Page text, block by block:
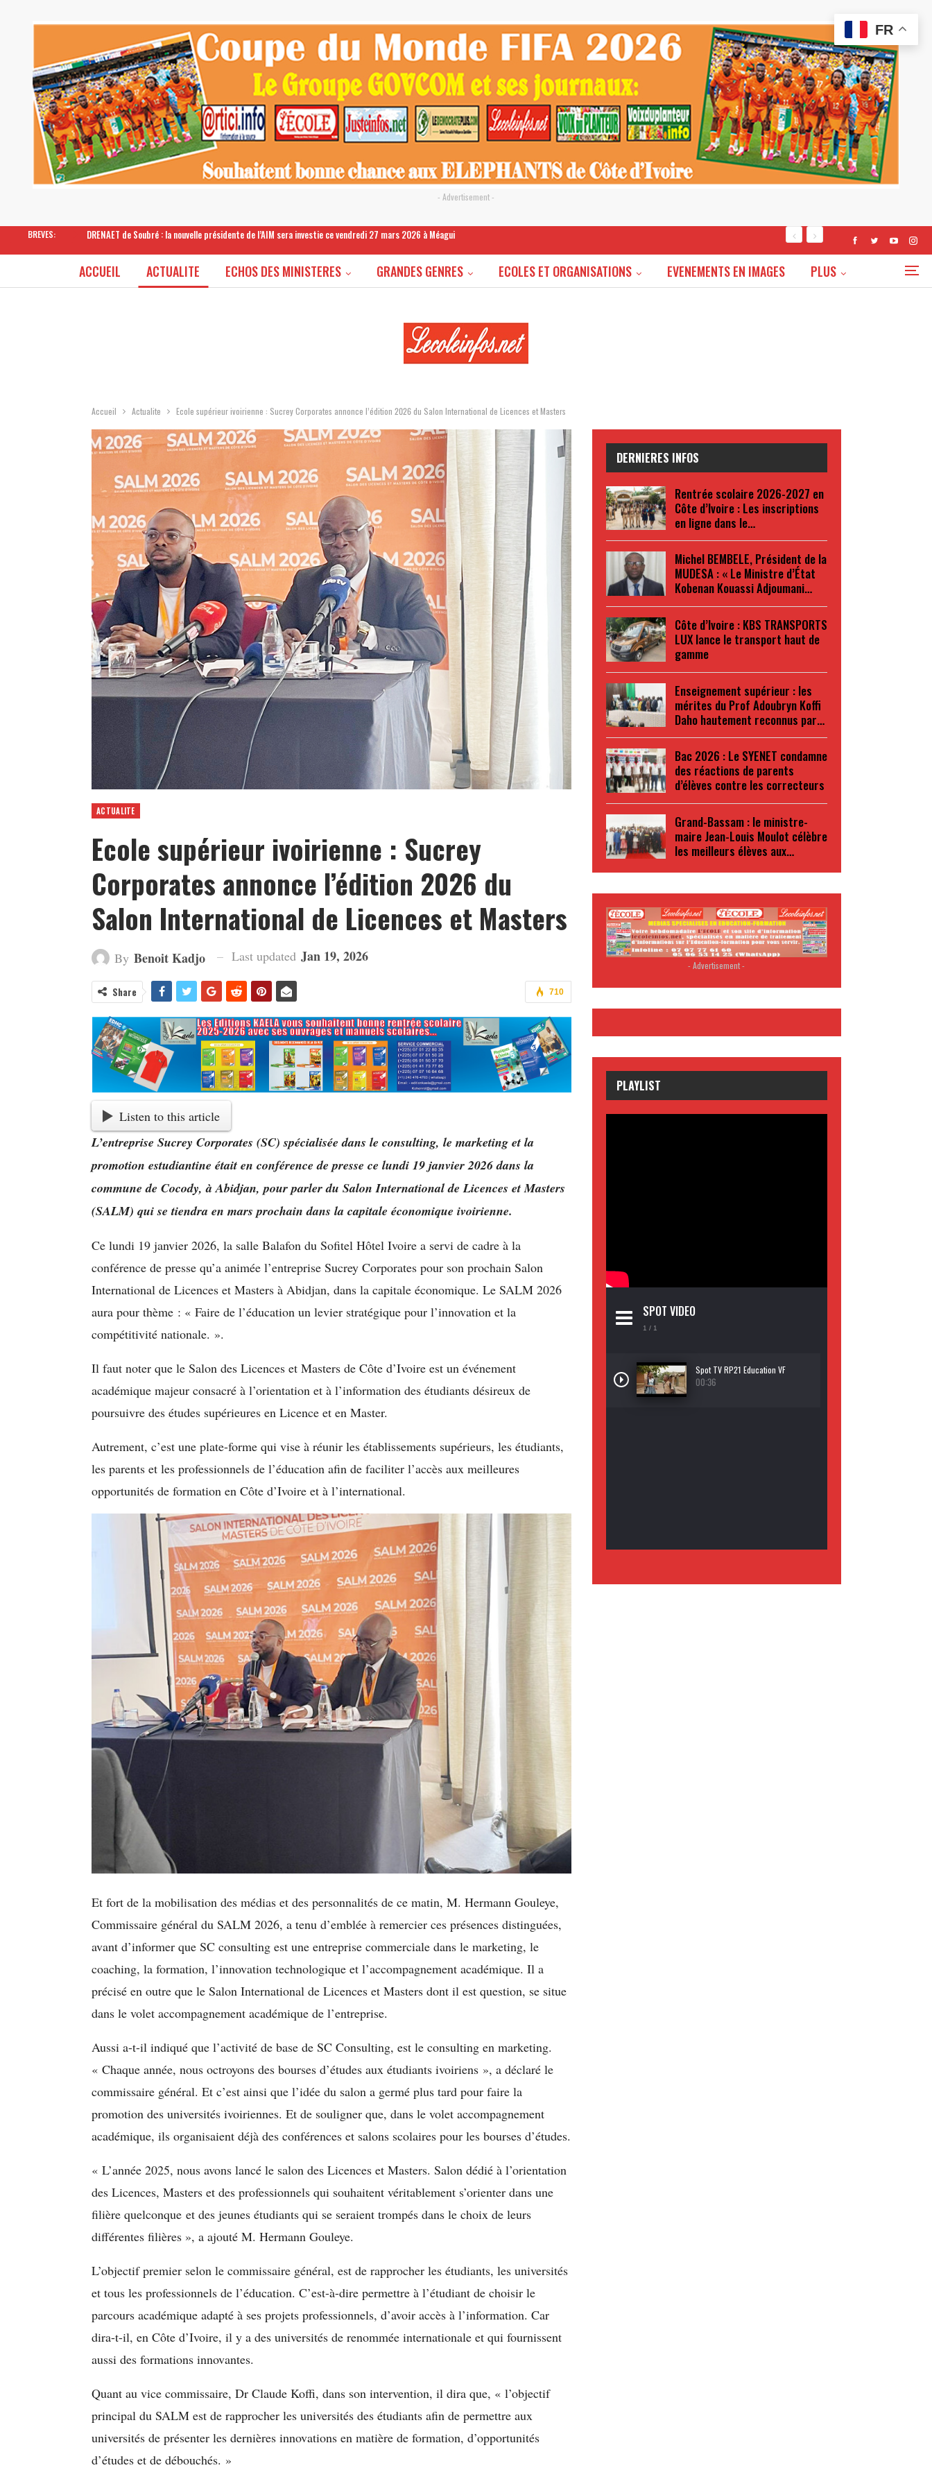
- Advertisement -
BREVES: DRENAET de Soubré : la nouvelle présidente de l’AIM sera investie ce vendredi 27 mars 2026 à Méagui
ACCUEIL ACTUALITE ECHOS DES MINISTERES GRANDES GENRES ECOLES ET ORGANISATIONS EVENEMENTS EN IMAGES PLUS
Accueil Actualite Ecole supérieur ivoirienne : Sucrey Corporates annonce l’édition 2026 du Salon International de Licences et Masters
ACTUALITE
Ecole supérieur ivoirienne : Sucrey
Corporates annonce l’édition 2026 du
Salon International de Licences et Masters
By Benoit Kadjo Last updated Jan 19, 2026
710
Share
Listen to this article
L’entreprise Sucrey Corporates (SC) spécialisée dans le consulting, le marketing et la
promotion estudiantine était en conférence de presse ce lundi 19 janvier 2026 dans la
commune de Cocody, à Abidjan, pour parler du Salon International de Licences et Masters
(SALM) qui se tiendra en mars prochain dans la capitale économique ivoirienne.
Ce lundi 19 janvier 2026, la salle Balafon du Sofitel Hôtel Ivoire a servi de cadre à la
conférence de presse qu’a animée l’entreprise Sucrey Corporates pour son prochain Salon
International de Licences et Masters à Abidjan, dans la capitale économique. Le SALM 2026
aura pour thème : « Faire de l’éducation un levier stratégique pour l’innovation et la
compétitivité nationale. ».
Il faut noter que le Salon des Licences et Masters de Côte d’Ivoire est un événement
académique majeur consacré à l’orientation et à l’information des étudiants désireux de
poursuivre des études supérieures en Licence et en Master.
Autrement, c’est une plate-forme qui vise à réunir les établissements supérieurs, les étudiants,
les parents et les professionnels de l’éducation afin de faciliter l’accès aux meilleures
opportunités de formation en Côte d’Ivoire et à l’international.
Et fort de la mobilisation des médias et des personnalités de ce matin, M. Hermann Gouleye,
Commissaire général du SALM 2026, a tenu d’emblée à remercier ces présences distinguées,
avant d’informer que SC consulting est une entreprise commerciale dans le marketing, le
coaching, la formation, l’innovation technologique et l’accompagnement académique. Il a
précisé en outre que le Salon International de Licences et Masters dont il est question, se situe
dans le volet accompagnement académique de l’entreprise.
Aussi a-t-il indiqué que l’activité de base de SC Consulting, est le consulting en marketing.
« Chaque année, nous octroyons des bourses d’études aux étudiants ivoiriens », a déclaré le
commissaire général. Et c’est ainsi que l’idée du salon a germé plus tard pour faire la
promotion des universités ivoiriennes. Et de souligner que, dans le volet accompagnement
académique, ils organisaient déjà des conférences et salons scolaires pour les bourses d’études.
« L’année 2025, nous avons lancé le salon des Licences et Masters. Salon dédié à l’orientation
des Licences, Masters et des professionnels qui souhaitent véritablement s’orienter dans une
filière quelconque et des jeunes étudiants qui se seraient trompés dans le choix de leurs
différentes filières », a ajouté M. Hermann Gouleye.
L’objectif premier selon le commissaire général, est de rapprocher les étudiants, les universités
et tous les professionnels de l’éducation. C’est-à-dire permettre à l’étudiant de choisir le
parcours académique adapté à ses projets professionnels, d’avoir accès à l’information. Car
dira-t-il, en Côte d’Ivoire, il y a des universités de renommée internationale et qui fournissent
aussi des formations innovantes.
Quant au vice commissaire, Dr Claude Koffi, dans son intervention, il dira que, « l’objectif
principal du SALM est de rapprocher les universités des étudiants afin de permettre aux
universités de présenter les dernières innovations en matière de formation, d’opportunités
d’études et de débouchés. »
DERNIERES INFOS
Rentrée scolaire 2026-2027 en
Côte d’Ivoire : Les inscriptions
en ligne dans le…
Michel BEMBELE, Président de la
MUDESA : « Le Ministre d’État
Kobenan Kouassi Adjoumani…
Côte d’Ivoire : KBS TRANSPORTS
LUX lance le transport haut de
gamme
Enseignement supérieur : les
mérites du Prof Adoubryn Koffi
Daho hautement reconnus par…
Bac 2026 : Le SYENET condamne
des réactions de parents
d’élèves contre les correcteurs
Grand-Bassam : le ministre-
maire Jean-Louis Moulot célèbre
les meilleurs élèves aux…
- Advertisement -
PLAYLIST
SPOT VIDEO
1 / 1
Spot TV RP21 Education VF
00:36
FR